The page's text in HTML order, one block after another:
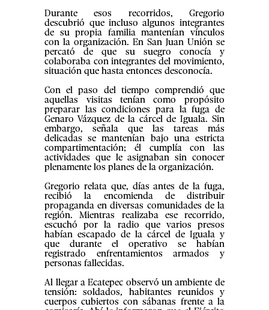
Durante esos recorridos, Gregorio
descubrió que incluso algunos integrantes
de su propia familia mantenían vínculos
con la organización. En San Juan Unión se
percató de que su suegro conocía y
colaboraba con integrantes del movimiento,
situación que hasta entonces desconocía.
Con el paso del tiempo comprendió que
aquellas visitas tenían como propósito
preparar las condiciones para la fuga de
Genaro Vázquez de la cárcel de Iguala. Sin
embargo, señala que las tareas más
delicadas se mantenían bajo una estricta
compartimentación; él cumplía con las
actividades que le asignaban sin conocer
plenamente los planes de la organización.
Gregorio relata que, días antes de la fuga,
recibió la encomienda de distribuir
propaganda en diversas comunidades de la
región. Mientras realizaba ese recorrido,
escuchó por la radio que varios presos
habían escapado de la cárcel de Iguala y
que durante el operativo se habían
registrado enfrentamientos armados y
personas fallecidas.
Al llegar a Ecatepec observó un ambiente de
tensión: soldados, habitantes reunidos y
cuerpos cubiertos con sábanas frente a la